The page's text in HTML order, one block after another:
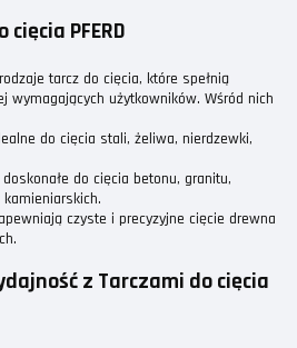
PFERD
tarcz do cięcia, które spełnią
wymagających użytkowników. Wśród nich
do cięcia stali, żeliwa, nierdzewki,
do cięcia betonu, granitu,
czyste i precyzyjne cięcie drewna
z Tarczami do cięcia